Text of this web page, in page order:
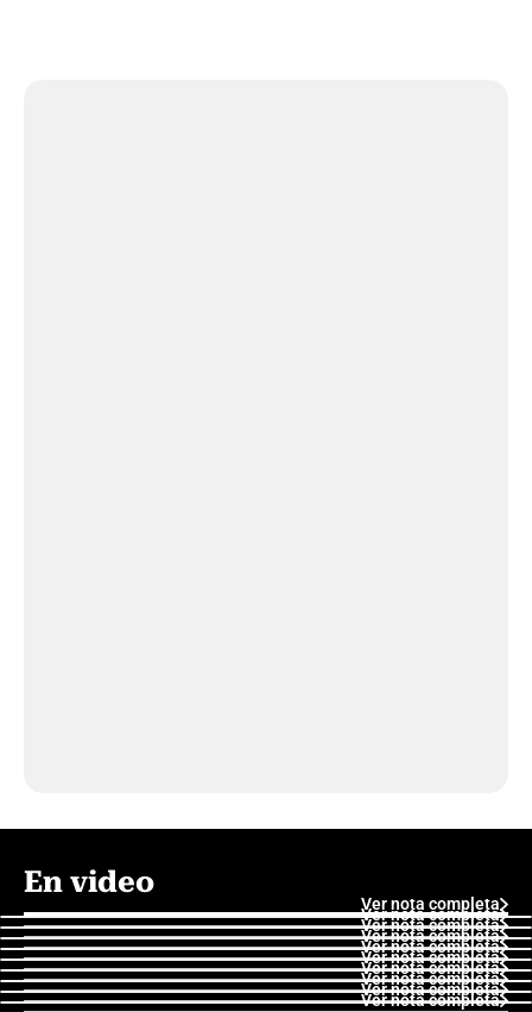
En video
Ver nota completa
Ver nota completa
Ver nota completa
Ver nota completa
Ver nota completa
Ver nota completa
Ver nota completa
Ver nota completa
Ver nota completa
Ver nota completa